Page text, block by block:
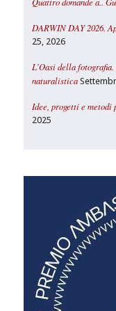
DARWIN DAY 2026.
25, 2026
L’Oasi della
naturalistica
Idee, progetti e metodi
2025